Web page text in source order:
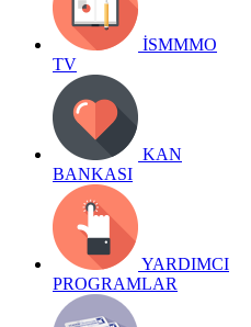
İSMMMO
TV
KAN
BANKASI
YARDIMCI
PROGRAMLAR